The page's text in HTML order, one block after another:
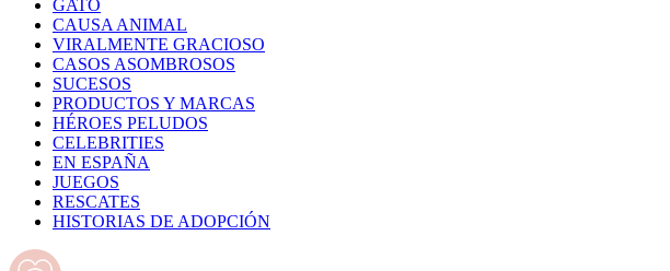
GATO
CAUSA ANIMAL
VIRALMENTE GRACIOSO
CASOS ASOMBROSOS
SUCESOS
PRODUCTOS Y MARCAS
HÉROES PELUDOS
CELEBRITIES
EN ESPAÑA
JUEGOS
RESCATES
HISTORIAS DE ADOPCIÓN